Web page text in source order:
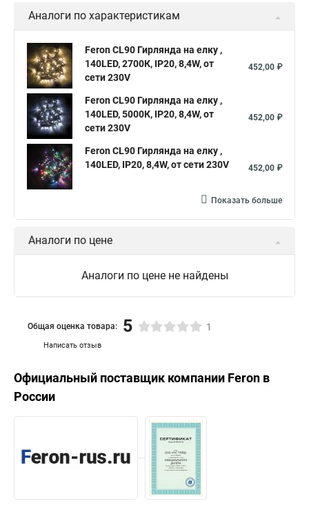
Аналоги по характеристикам
Feron CL90 Гирлянда на елку ,
140LED, 2700К, IP20, 8,4W, от
сети 230V
452,00 ₽
Feron CL90 Гирлянда на елку ,
140LED, 5000К, IP20, 8,4W, от
сети 230V
452,00 ₽
Feron CL90 Гирлянда на елку ,
140LED, IP20, 8,4W, от сети 230V
452,00 ₽
Показать больше
Аналоги по цене
Аналоги по цене не найдены
Написать отзыв
Общая оценка товара: 5 1
Официальный поставщик компании Feron в
России